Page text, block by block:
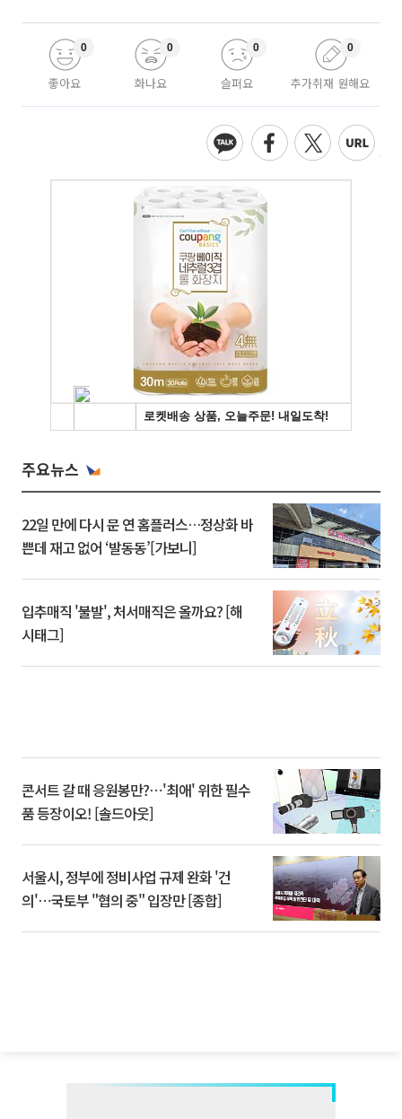
좋아요
0
화나요
0
슬퍼요
0
추가취재 원해요
0
주요뉴스
22일 만에 다시 문 연 홈플러스…정상화 바
쁜데 재고 없어 ‘발동동’[가보니]
입추매직 '불발', 처서매직은 올까요? [해
시태그]
콘서트 갈 때 응원봉만?⋯'최애' 위한 필수
품 등장이오! [솔드아웃]
서울시, 정부에 정비사업 규제 완화 '건
의'⋯국토부 "협의 중" 입장만 [종합]